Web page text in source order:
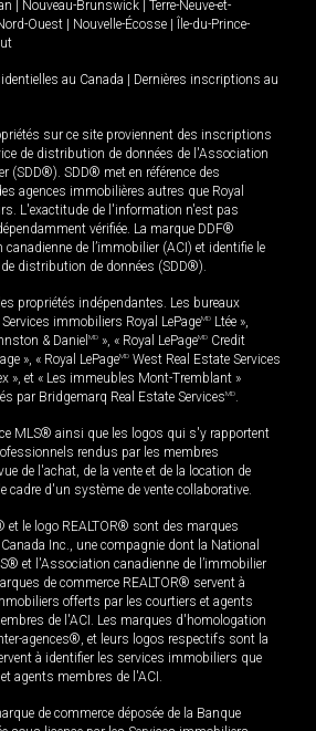
Nouveau-Brunswick
Terre-Neuve-et-
Ouest Nouvelle-Écosse
Île-du-Prince-
au Canada
Dernières inscriptions au
sur ce site proviennent des inscriptions
de distribution de données de l'Association
(SDD®). SDD® met en référence des
agences immobilières autres que Royal
L'exactitude de l'information n'est pas
vérifiée. La marque DDF®
de l’immobilier (ACI) et identifie le
distribution de données (SDD®).
propriétés indépendantes. Les bureaux
immobiliers Royal LePageMD Ltée »,
& Daniel MD », « Royal LePageMD Credit
», « Royal LePageMD West Real Estate Services
», et « Les immeubles Mont-Tremblant »
par Bridgemarq Real Estate ServicesMD.
MLS® ainsi que les logos qui s'y rapportent
rendus par les membres
de l'achat, de la vente et de la location de
cadre d'un système de vente collaborative.
et le logo REALTOR® sont des marques
Inc., une compagnie dont la National
et l'Association canadienne de l’immobilier
de commerce REALTOR® servent à
offerts par les courtiers et agents
de l'ACI. Les marques d'homologation
agences®, et leurs logos respectifs sont la
à identifier les services immobiliers que
agents membres de l'ACI.
de commerce déposée de la Banque